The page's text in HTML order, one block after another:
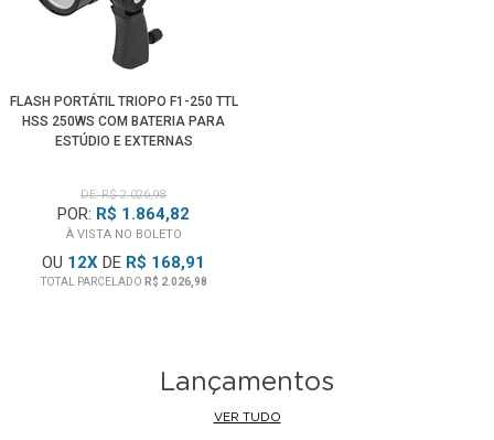
FLASH PORTÁTIL TRIOPO F1-250 TTL
HSS 250WS COM BATERIA PARA
ESTÚDIO E EXTERNAS
DE: R$ 2.026,98
POR: R$ 1.864,82
À VISTA NO BOLETO
OU 12X DE R$ 168,91
TOTAL PARCELADO R$ 2.026,98
Lançamentos
VER TUDO